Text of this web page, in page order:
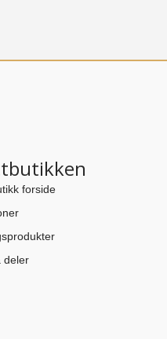
forside
deler